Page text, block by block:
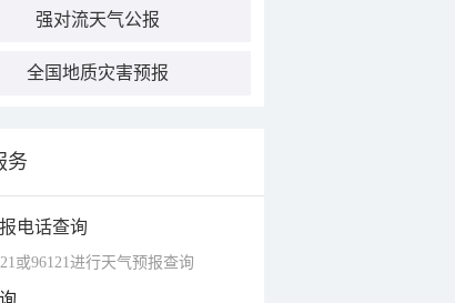
强对流天气公报
全国地质灾害预报
务
电话查询
或96121进行天气预报查询